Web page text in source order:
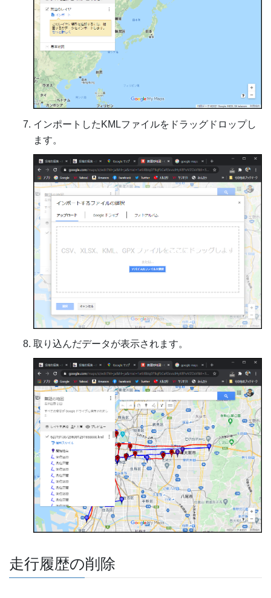
インポートしたKMLファイルをドラッグドロップし
ます。
取り込んだデータが表示されます。
走行履歴の削除